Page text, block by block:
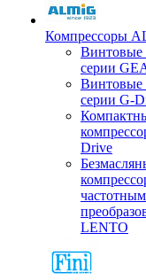
Компрессоры
Винтовые
серии
Винтовые
серии G-
Drive
частотным
LENTO